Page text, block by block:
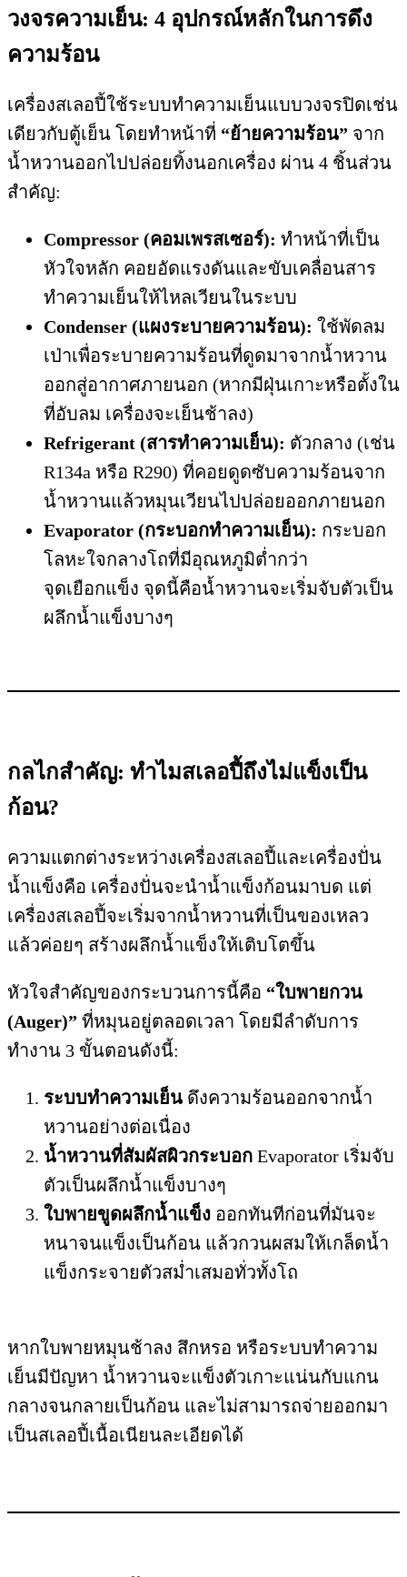
วงจรความเย็น: 4 อุปกรณ์หลักในการดึง
ความร้อน
เครื่องสเลอปี้ใช้ระบบทำความเย็นแบบวงจรปิดเช่น
เดียวกับตู้เย็น โดยทำหน้าที่ “ย้ายความร้อน” จาก
น้ำหวานออกไปปล่อยทิ้งนอกเครื่อง ผ่าน 4 ชิ้นส่วน
สำคัญ:
Compressor (คอมเพรสเซอร์): ทำหน้าที่เป็น
หัวใจหลัก คอยอัดแรงดันและขับเคลื่อนสาร
ทำความเย็นให้ไหลเวียนในระบบ
Condenser (แผงระบายความร้อน): ใช้พัดลม
เป่าเพื่อระบายความร้อนที่ดูดมาจากน้ำหวาน
ออกสู่อากาศภายนอก (หากมีฝุ่นเกาะหรือตั้งใน
ที่อับลม เครื่องจะเย็นช้าลง)
Refrigerant (สารทำความเย็น): ตัวกลาง (เช่น
R134a หรือ R290) ที่คอยดูดซับความร้อนจาก
น้ำหวานแล้วหมุนเวียนไปปล่อยออกภายนอก
Evaporator (กระบอกทำความเย็น): กระบอก
โลหะใจกลางโถที่มีอุณหภูมิต่ำกว่า
จุดเยือกแข็ง จุดนี้คือน้ำหวานจะเริ่มจับตัวเป็น
ผลึกน้ำแข็งบางๆ
กลไกสำคัญ: ทำไมสเลอปี้ถึงไม่แข็งเป็น
ก้อน?
ความแตกต่างระหว่างเครื่องสเลอปี้และเครื่องปั่น
น้ำแข็งคือ เครื่องปั่นจะนำน้ำแข็งก้อนมาบด แต่
เครื่องสเลอปี้จะเริ่มจากน้ำหวานที่เป็นของเหลว
แล้วค่อยๆ สร้างผลึกน้ำแข็งให้เติบโตขึ้น
หัวใจสำคัญของกระบวนการนี้คือ “ใบพายกวน
(Auger)” ที่หมุนอยู่ตลอดเวลา โดยมีลำดับการ
ทำงาน 3 ขั้นตอนดังนี้:
ระบบทำความเย็น ดึงความร้อนออกจากน้ำ
หวานอย่างต่อเนื่อง
น้ำหวานที่สัมผัสผิวกระบอก Evaporator เริ่มจับ
ตัวเป็นผลึกน้ำแข็งบางๆ
ใบพายขูดผลึกน้ำแข็ง ออกทันทีก่อนที่มันจะ
หนาจนแข็งเป็นก้อน แล้วกวนผสมให้เกล็ดน้ำ
แข็งกระจายตัวสม่ำเสมอทั่วทั้งโถ
หากใบพายหมุนช้าลง สึกหรอ หรือระบบทำความ
เย็นมีปัญหา น้ำหวานจะแข็งตัวเกาะแน่นกับแกน
กลางจนกลายเป็นก้อน และไม่สามารถจ่ายออกมา
เป็นสเลอปี้เนื้อเนียนละเอียดได้